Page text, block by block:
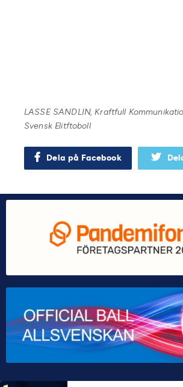
LASSE SANDLIN, Kraftfull
Svensk Elitftoboll
Dela på Facebook